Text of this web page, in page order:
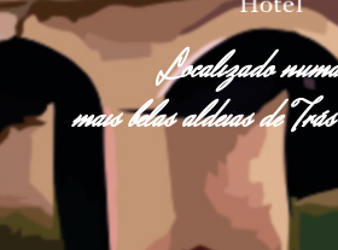
Localizado
mais belas aldeias de